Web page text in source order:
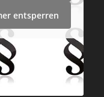
entsperren